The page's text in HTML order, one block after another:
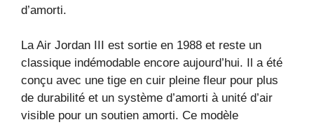
d’amorti.
La Air Jordan III est sortie en 1988 et reste un
classique indémodable encore aujourd’hui. Il a été
conçu avec une tige en cuir pleine fleur pour plus
de durabilité et un système d’amorti à unité d’air
visible pour un soutien amorti. Ce modèle